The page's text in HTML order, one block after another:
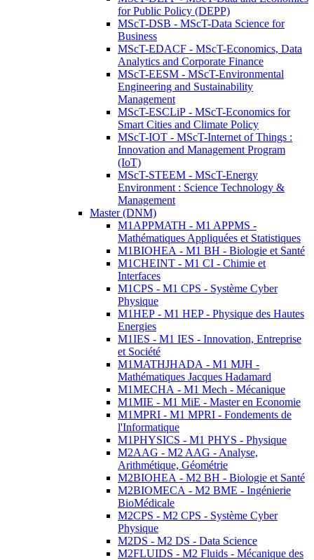
for Public Policy (DEPP)
MScT-DSB - MScT-Data Science for
Business
MScT-EDACF - MScT-Economics, Data
Analytics and Corporate Finance
MScT-EESM - MScT-Environmental
Engineering and Sustainability
Management
MScT-ESCLiP - MScT-Economics for
Smart Cities and Climate Policy
MScT-IOT - MScT-Internet of Things :
Innovation and Management Program
(IoT)
MScT-STEEM - MScT-Energy
Environment : Science Technology &
Management
Master (DNM)
M1APPMATH - M1 APPMS -
Mathématiques Appliquées et Statistiques
M1BIOHEA - M1 BH - Biologie et Santé
M1CHEINT - M1 CI - Chimie et
Interfaces
M1CPS - M1 CPS - Système Cyber
Physique
M1HEP - M1 HEP - Physique des Hautes
Energies
M1IES - M1 IES - Innovation, Entreprise
et Société
M1MATHJHADA - M1 MJH -
Mathématiques Jacques Hadamard
M1MECHA - M1 Mech - Mécanique
M1MIE - M1 MiE - Master en Economie
M1MPRI - M1 MPRI - Fondements de
l'Informatique
M1PHYSICS - M1 PHYS - Physique
M2AAG - M2 AAG - Analyse,
Arithmétique, Géométrie
M2BIOHEA - M2 BH - Biologie et Santé
M2BIOMECA - M2 BME - Ingénierie
BioMédicale
M2CPS - M2 CPS - Système Cyber
Physique
M2DS - M2 DS - Data Science
M2FLUIDS - M2 Fluids - Mécanique des